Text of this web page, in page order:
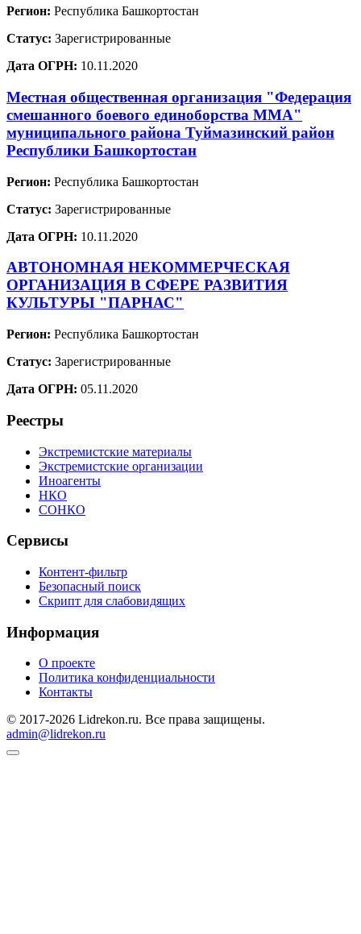
Регион: Республика Башкортостан
Статус: Зарегистрированные
Дата ОГРН: 10.11.2020
Местная общественная организация "Федерация
смешанного боевого единоборства ММА"
муниципального района Туймазинский район
Республики Башкортостан
Регион: Республика Башкортостан
Статус: Зарегистрированные
Дата ОГРН: 10.11.2020
АВТОНОМНАЯ НЕКОММЕРЧЕСКАЯ
ОРГАНИЗАЦИЯ В СФЕРЕ РАЗВИТИЯ
КУЛЬТУРЫ "ПАРНАС"
Регион: Республика Башкортостан
Статус: Зарегистрированные
Дата ОГРН: 05.11.2020
Реестры
Экстремистские материалы
Экстремистские организации
Иноагенты
НКО
СОНКО
Сервисы
Контент-фильтр
Безопасный поиск
Скрипт для слабовидящих
Информация
О проекте
Политика конфиденциальности
Контакты
© 2017-2026 Lidrekon.ru. Все права защищены.
admin@lidrekon.ru